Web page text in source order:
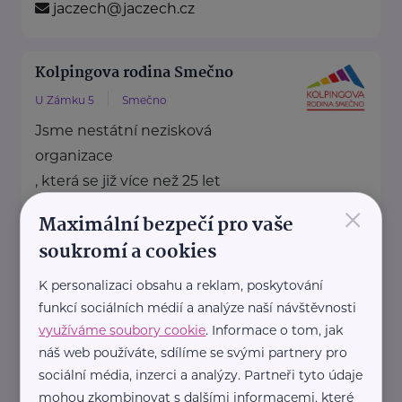
jaczech@jaczech.cz
Kolpingova rodina Smečno
U Zámku 5 Smečno
Jsme nestátní nezisková
organizace
, která se již více než 25 let
+420 777 558 778
ludmila.janzurova@kolpingsmecno.cz
×
Maximální bezpečí pro vaše
soukromí a cookies
K personalizaci obsahu a reklam, poskytování
funkcí sociálních médií a analýze naší návštěvnosti
využíváme soubory cookie. Informace o tom, jak
náš web používáte, sdílíme se svými partnery pro
sociální média, inzerci a analýzy. Partneři tyto údaje
mohou zkombinovat s dalšími informacemi, které